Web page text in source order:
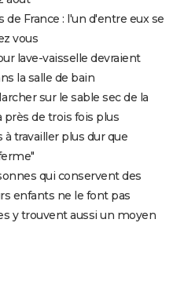
de France : l'un d'entre eux se
vous
lave-vaisselle devraient
la salle de bain
sur le sable sec de la
près de trois fois plus
travailler plus dur que
qui conservent des
enfants ne le font pas
y trouvent aussi un moyen